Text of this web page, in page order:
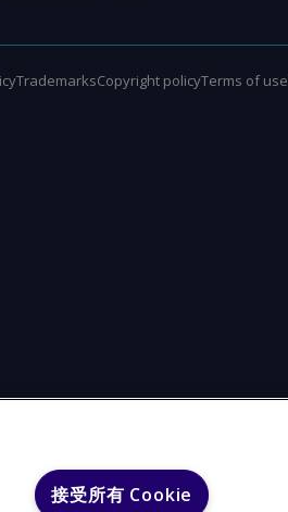
TrademarksCopyright policyTerms of use
接受所有 Cookie